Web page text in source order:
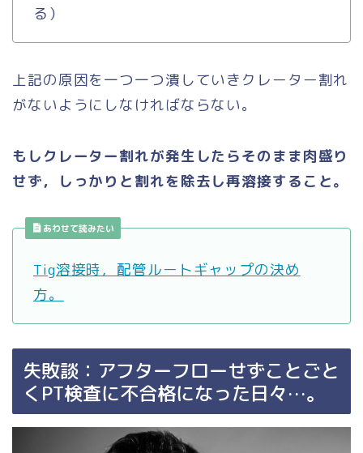
る）
上記の原因を一つ一つ潰していきクレーター割れ
がないようにしなければならない。
もしクレーター割れが発生したらそのまま肉盛り
せず，しっかりと割れを除去し再溶接すること。
あわせて読みたい
Tig溶接時，配管ルートギャップの決め
方。
失敗談：アフターフローせずことごと
くPT検査に不合格になった日々…。